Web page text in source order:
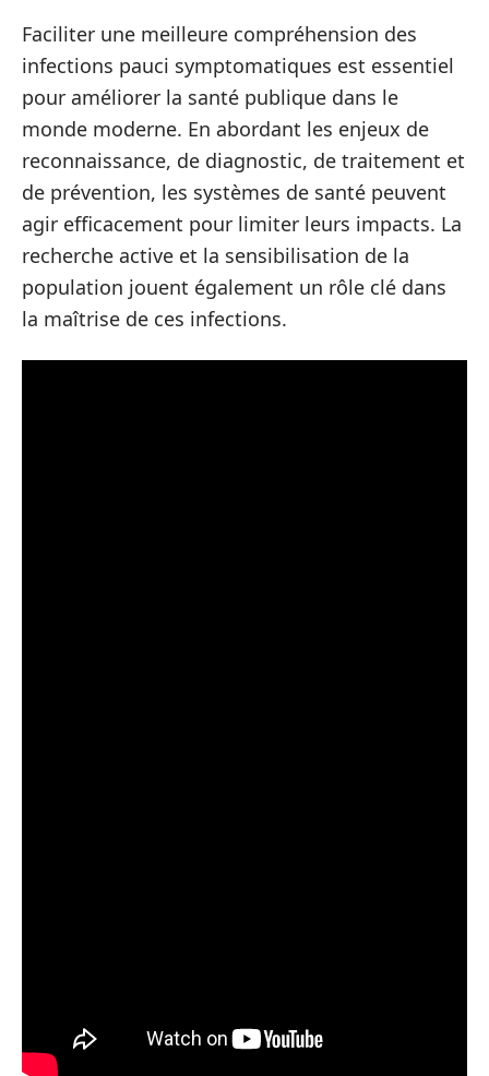
Faciliter une meilleure compréhension des
infections pauci symptomatiques est essentiel
pour améliorer la santé publique dans le
monde moderne. En abordant les enjeux de
reconnaissance, de diagnostic, de traitement et
de prévention, les systèmes de santé peuvent
agir efficacement pour limiter leurs impacts. La
recherche active et la sensibilisation de la
population jouent également un rôle clé dans
la maîtrise de ces infections.